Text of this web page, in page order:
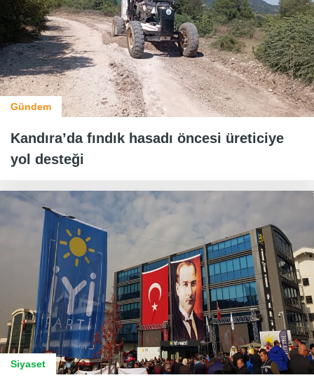
Gündem
Kandıra’da fındık hasadı öncesi üreticiye
yol desteği
Siyaset